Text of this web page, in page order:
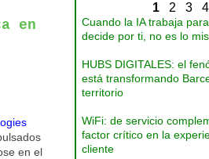
en
en el
1 2 3
Cuando la IA trabaja
decide por ti, no es lo
HUBS DIGITALES: el
está transformando
territorio
WiFi: de servicio
factor crítico en la
cliente